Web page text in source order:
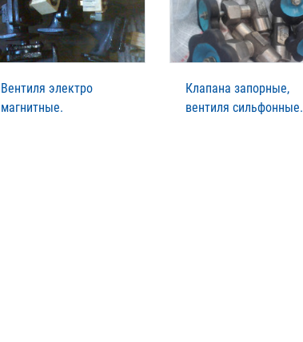
Вентиля электро
магнитные.
Клапана запорные,
вентиля сильфонные.